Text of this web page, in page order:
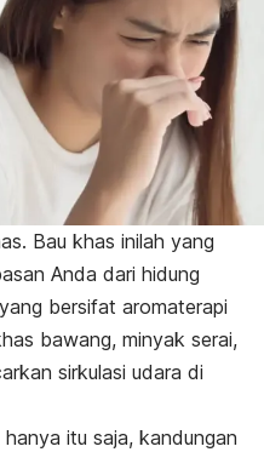
Bau khas inilah yang
Anda dari hidung
yang bersifat aromaterapi
bawang, minyak serai,
sirkulasi udara di
itu saja, kandungan